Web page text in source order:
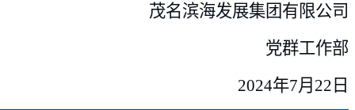
茂名滨海发展集团有限公司
党群工作部
2024年7月22日